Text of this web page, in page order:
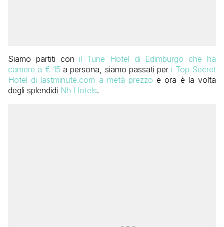
Siamo partiti con il Tune Hotel di Edimburgo che ha
camere a € 15 a persona, siamo passati per i Top Secret
Hotel di lastminute.com a metà prezzo e ora è la volta
degli splendidi Nh Hotels.